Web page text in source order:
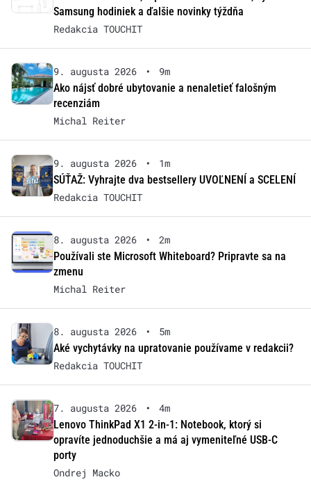
Samsung hodiniek a ďalšie novinky týždňa
Redakcia TOUCHIT
9. augusta 2026 •
9m
Ako nájsť dobré ubytovanie a nenaletieť falošným
recenziám
Michal Reiter
9. augusta 2026 •
1m
SÚŤAŽ: Vyhrajte dva bestsellery UVOĽNENÍ a SCELENÍ
Redakcia TOUCHIT
8. augusta 2026 •
2m
Používali ste Microsoft Whiteboard? Pripravte sa na
zmenu
Michal Reiter
8. augusta 2026 •
5m
Aké vychytávky na upratovanie používame v redakcii?
Redakcia TOUCHIT
7. augusta 2026 •
4m
Lenovo ThinkPad X1 2-in-1: Notebook, ktorý si
opravíte jednoduchšie a má aj vymeniteľné USB-C
porty
Ondrej Macko